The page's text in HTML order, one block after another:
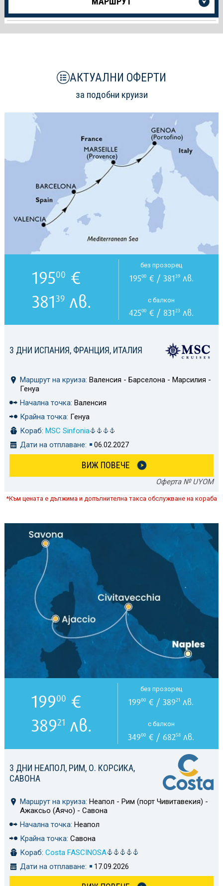
за
Круиза
АКТУАЛНИ ОФЕРТИ
за подобни круизи
3 ДНИ ИСПАНИЯ, ФРАНЦИЯ, ИТАЛИЯ
Маршрут на круиза: Валенсия - Барселона - Марсилия -
Генуа
Начална точка: Валенсия
Крайна точка: Генуа
Кораб: MSC Sinfonia
Дати на отплаване:
06.02.2027
ВИЖ ПОВЕЧЕ
Оферта № UYOM
19500 €
38139лв.
без прозорец
19500€ / 38139лв.
с балкон
42500 € / 83123 лв.
*Към цената е дължима и допълнителна такса обслужване на кораба
3 ДНИ НЕАПОЛ, РИМ, О. КОРСИКА,
САВОНА
Маршрут на круиза: Неапол - Рим (порт Чивитавекия) -
Ажаксьо (Аячо) - Савона
Начална точка: Неапол
Крайна точка: Савона
Кораб: Costa FASCINOSA
Дати на отплаване:
17.09.2026
19900 €
38921 лв.
без прозорец
19900 € / 38921 лв.
с балкон
34900 € / 68258 лв.